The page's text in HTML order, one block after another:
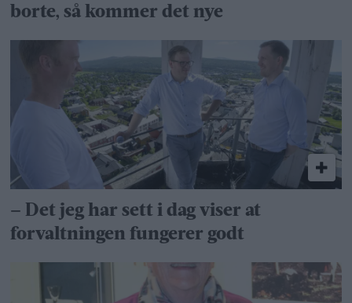
borte, så kommer det nye
– Det jeg har sett i dag viser at
forvaltningen fungerer godt